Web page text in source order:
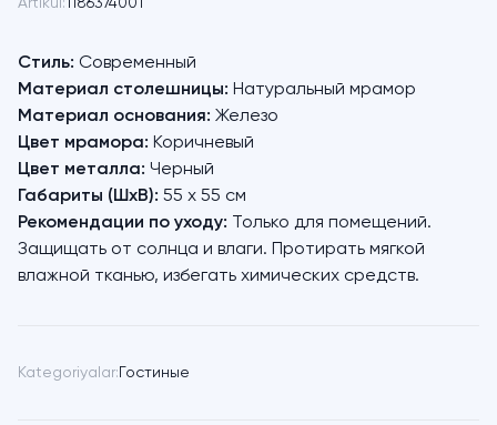
Artikul:1186374001
Стиль: Современный
Материал столешницы: Натуральный мрамор
Материал основания: Железо
Цвет мрамора: Коричневый
Цвет металла: Черный
Габариты (ШхВ): 55 х 55 см
Рекомендации по уходу: Только для помещений.
Защищать от солнца и влаги. Протирать мягкой
влажной тканью, избегать химических средств.
Kategoriyalar: Гостиные